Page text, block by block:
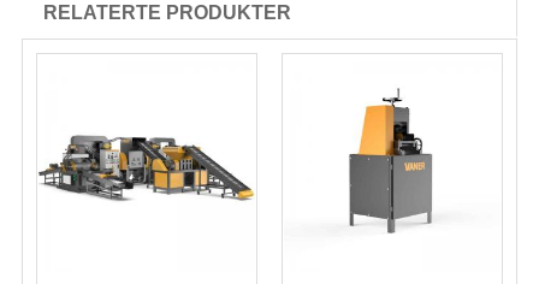
RELATERTE PRODUKTER